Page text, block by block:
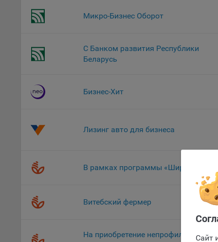
Сайт
9.2.
9.3.
9.4.
Микро-Бизнес Оборот
С Банком развития Республики
Беларусь
Бизнес-Хит
Лизинг авто для бизнеса
В рамках программы «ШиреКруг»
Витебский фермер
На приобретение непрофильных